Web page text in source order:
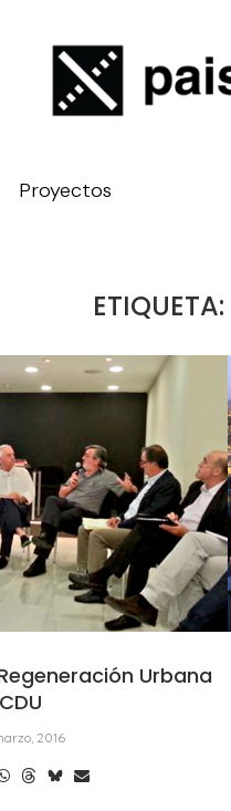
Proyectos
ETIQUETA:
Urbana
CDU
2016